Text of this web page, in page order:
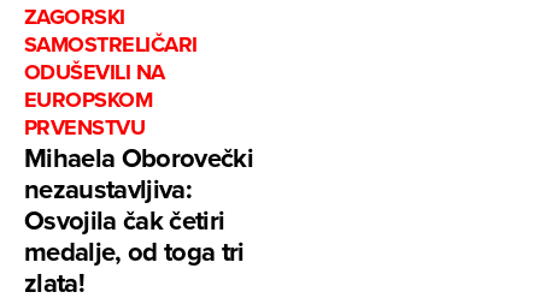
ZAGORSKI
SAMOSTRELIČARI
ODUŠEVILI NA
EUROPSKOM
PRVENSTVU
Mihaela Oborovečki
nezaustavljiva:
Osvojila čak četiri
medalje, od toga tri
zlata!